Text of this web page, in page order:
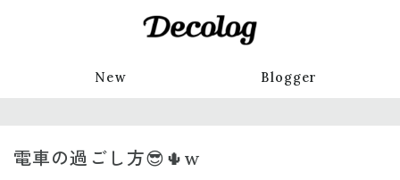
New Blogger
電車の過ごし方😎🌵w